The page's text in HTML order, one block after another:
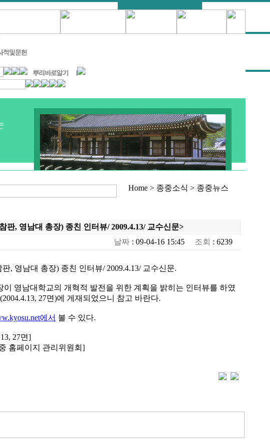
Home > 종중소식 > 종중뉴스
판, 영남대 총장) 종친 인터뷰/ 2009.4.13/ 교수신문>
날짜: 09-04-16 15:45 조회 : 6239
, 영남대 총장) 종친 인터뷰/ 2009.4.13/ 교수신문.
이 영남대학교의 개혁적 발전을 위한 계획을 밝히는 인터뷰를 하였
27면)에 게재되었으니 참고 바란다.
에서 볼 수 있다.
27면]
홈페이지 관리위원회]